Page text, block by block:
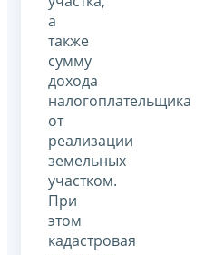
а
также
сумму
дохода
налогоплательщика
от
реализации
земельных
участком.
При
этом
кадастровая